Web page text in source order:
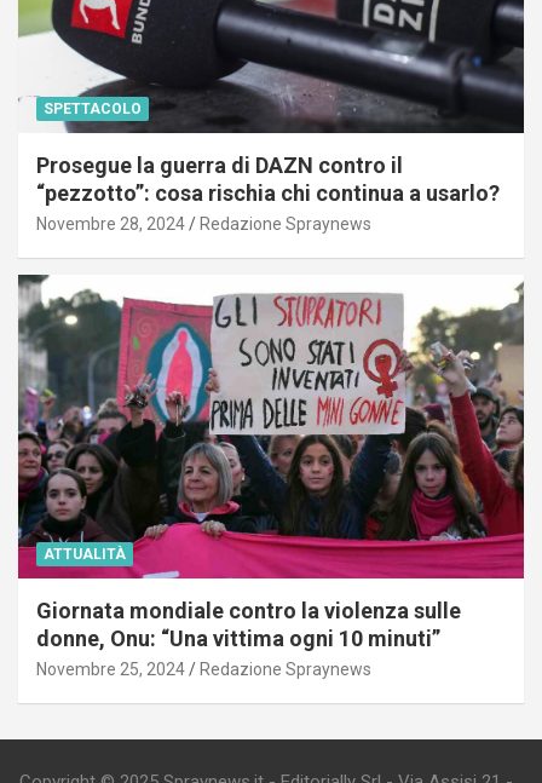
SPETTACOLO
Prosegue la guerra di DAZN contro il
“pezzotto”: cosa rischia chi continua a usarlo?
Novembre 28, 2024 Redazione Spraynews
ATTUALITÀ
Giornata mondiale contro la violenza sulle
donne, Onu: “Una vittima ogni 10 minuti”
Novembre 25, 2024 Redazione Spraynews